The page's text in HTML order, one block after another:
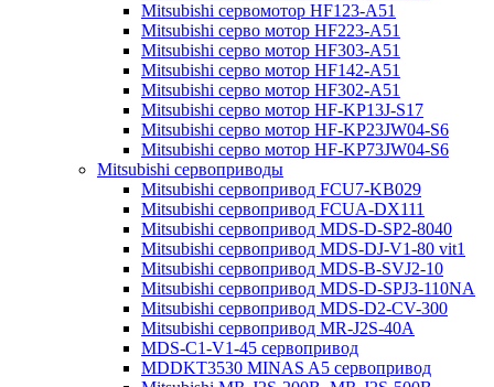
Mitsubishi сервомотор HF123-A51
Mitsubishi серво мотор HF223-A51
Mitsubishi серво мотор HF303-A51
Mitsubishi серво мотор HF142-A51
Mitsubishi серво мотор HF302-A51
Mitsubishi серво мотор HF-KP13J-S17
Mitsubishi серво мотор HF-KP23JW04-S6
Mitsubishi серво мотор HF-KP73JW04-S6
Mitsubishi сервоприводы
Mitsubishi сервопривод FCU7-KB029
Mitsubishi сервопривод FCUA-DX111
Mitsubishi сервопривод MDS-D-SP2-8040
Mitsubishi сервопривод MDS-DJ-V1-80 vit1
Mitsubishi сервопривод MDS-B-SVJ2-10
Mitsubishi сервопривод MDS-D-SPJ3-110NA
Mitsubishi сервопривод MDS-D2-CV-300
Mitsubishi сервопривод MR-J2S-40A
MDS-C1-V1-45 сервопривод
MDDKT3530 MINAS A5 сервопривод